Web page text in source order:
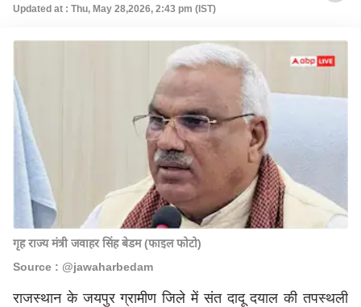
Updated at : Thu, May 28,2026, 2:43 pm (IST)
गृह राज्य मंत्री जवाहर सिंह बेडम (फाइल फोटो)
Source : @jawaharbedam
राजस्थान के जयपुर ग्रामीण जिले में संत दादू दयाल की तपस्थली